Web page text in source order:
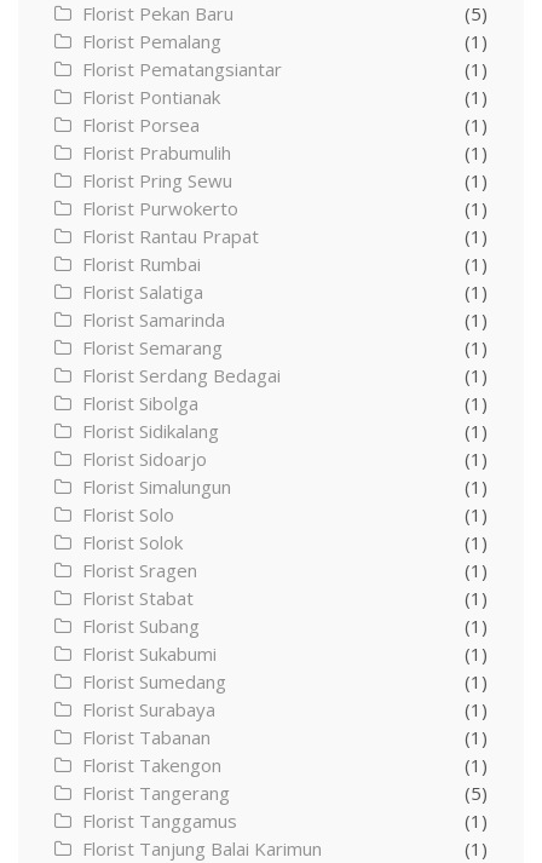
Florist Pekan Baru
(5)
Florist Pemalang
(1)
Florist Pematangsiantar
(1)
Florist Pontianak
(1)
Florist Porsea
(1)
Florist Prabumulih
(1)
Florist Pring Sewu
(1)
Florist Purwokerto
(1)
Florist Rantau Prapat
(1)
Florist Rumbai
(1)
Florist Salatiga
(1)
Florist Samarinda
(1)
Florist Semarang
(1)
Florist Serdang Bedagai
(1)
Florist Sibolga
(1)
Florist Sidikalang
(1)
Florist Sidoarjo
(1)
Florist Simalungun
(1)
Florist Solo
(1)
Florist Solok
(1)
Florist Sragen
(1)
Florist Stabat
(1)
Florist Subang
(1)
Florist Sukabumi
(1)
Florist Sumedang
(1)
Florist Surabaya
(1)
Florist Tabanan
(1)
Florist Takengon
(1)
Florist Tangerang
(5)
Florist Tanggamus
(1)
Florist Tanjung Balai Karimun
(1)